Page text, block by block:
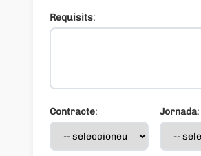
Requisits:
Contracte: Jornada: